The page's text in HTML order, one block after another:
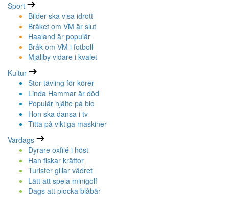
Sport
Bilder ska visa idrott
Bråket om VM är slut
Haaland är populär
Bråk om VM i fotboll
Mjällby vidare i kvalet
Kultur
Stor tävling för körer
Linda Hammar är död
Populär hjälte på bio
Hon ska dansa i tv
Titta på viktiga maskiner
Vardags
Dyrare oxfilé i höst
Han fiskar kräftor
Turister gillar vädret
Lätt att spela minigolf
Dags att plocka blåbär